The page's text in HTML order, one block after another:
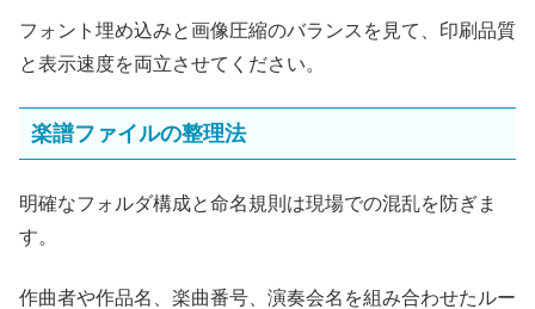
フォント埋め込みと画像圧縮のバランスを見て、印刷品質
と表示速度を両立させてください。
楽譜ファイルの整理法
明確なフォルダ構成と命名規則は現場での混乱を防ぎま
す。
作曲者や作品名、楽曲番号、演奏会名を組み合わせたルー